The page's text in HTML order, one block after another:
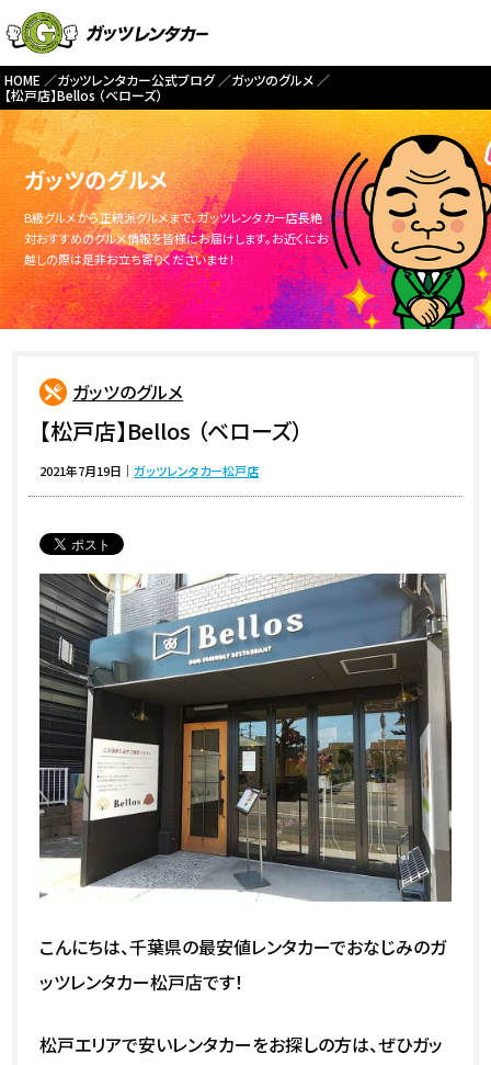
HOME ガッツレンタカー公式ブログ
ガッツのグルメ
【松戸店】Bellos （ベローズ）
ガッツのグルメ
B級グルメから正統派グルメまで、ガッツレンタカー店長絶
対おすすめのグルメ情報を皆様にお届けします。お近くにお
越しの際は是非お立ち寄りくださいませ！
ガッツのグルメ
【松戸店】Bellos （ベローズ）
2021年7月19日 ｜ガッツレンタカー松戸店
こんにちは、千葉県の最安値レンタカーでおなじみのガ
ッツレンタカー松戸店です！
松戸エリアで安いレンタカーをお探しの方は、ぜひガッ